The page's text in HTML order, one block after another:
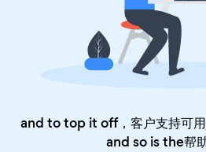
and to top it off，客户支持可
and so is the帮